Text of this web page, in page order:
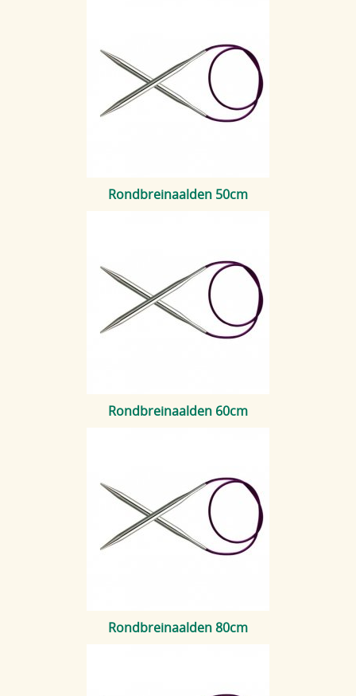
Rondbreinaalden 50cm
Rondbreinaalden 60cm
Rondbreinaalden 80cm